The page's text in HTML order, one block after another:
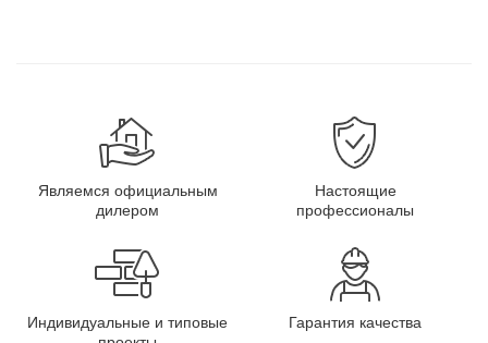
Являемся официальным
дилером
Настоящие
профессионалы
Индивидуальные и типовые
Гарантия качества